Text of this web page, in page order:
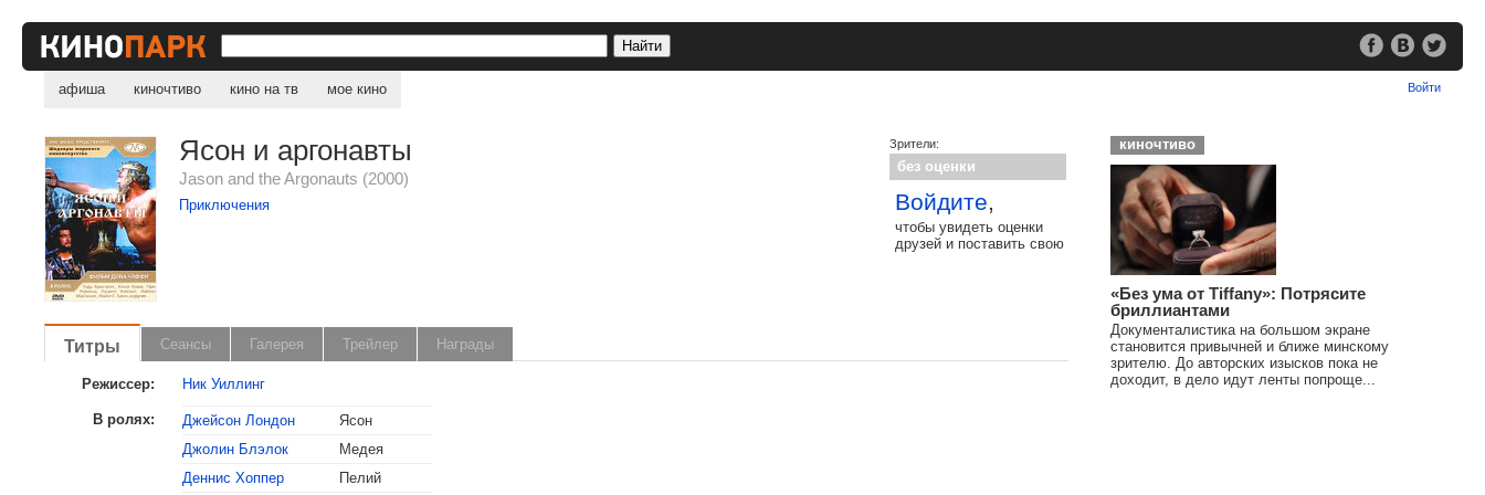
афиша киночтиво кино на тв мое кино Войти
Ясон и аргонавты
Jason and the Argonauts (2000)
Приключения
Зрители:
без оценки
Войдите,
чтобы увидеть оценки
друзей и поставить свою
Титры Сеансы Галерея Трейлер Награды
Режиссер: Ник Уиллинг
В ролях: Джейсон Лондон
Ясон
Джолин Блэлок
Медея
Деннис Хоппер
Пелий
киночтиво
«Без ума от Tiffany»: Потрясите
бриллиантами
Документалистика на большом экране
становится привычней и ближе минскому
зрителю. До авторских изысков пока не
доходит, в дело идут ленты попроще...